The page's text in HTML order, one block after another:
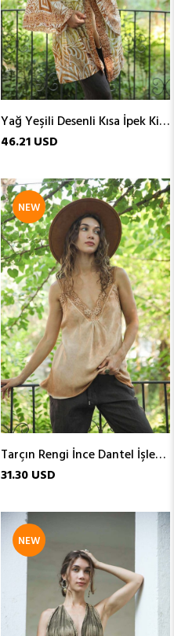
Yağ Yeşili Desenli Kısa İpek Kimono
46.21 USD
Tarçın Rengi İnce Dantel İşlemeli Atlet
31.30 USD
NEW
ITEM
NEW